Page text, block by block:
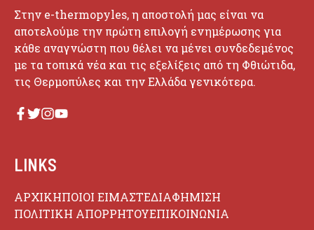
Στην e-thermopyles, η αποστολή μας είναι να
αποτελούμε την πρώτη επιλογή ενημέρωσης για
κάθε αναγνώστη που θέλει να μένει συνδεδεμένος
με τα τοπικά νέα και τις εξελίξεις από τη Φθιώτιδα,
τις Θερμοπύλες και την Ελλάδα γενικότερα.
LINKS
ΑΡΧΙΚΗΠΟΙΟΙ ΕΙΜΑΣΤΕΔΙΑΦΗΜΙΣΗ
ΠΟΛΙΤΙΚΗ ΑΠΟΡΡΗΤΟΥΕΠΙΚΟΙΝΩΝΙΑ